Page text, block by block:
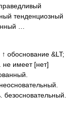
тенденциозный
…
&LT;
не имеет [нет]
безосновательный.